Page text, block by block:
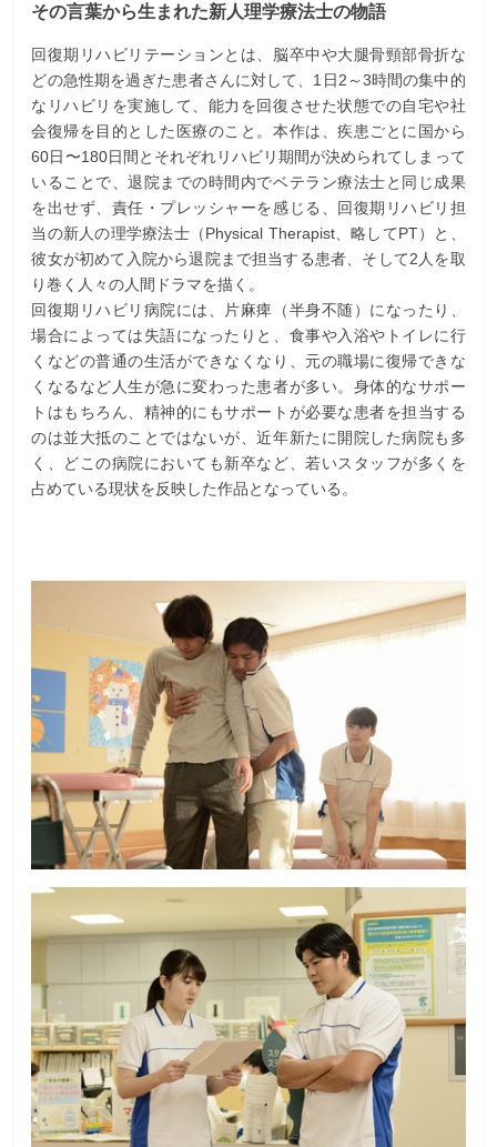
その言葉から生まれた新人理学療法士の物語
回復期リハビリテーションとは、脳卒中や大腿骨頸部骨折な
どの急性期を過ぎた患者さんに対して、1日2～3時間の集中的
なリハビリを実施して、能力を回復させた状態での自宅や社
会復帰を目的とした医療のこと。本作は、疾患ごとに国から
60日〜180日間とそれぞれリハビリ期間が決められてしまって
いることで、退院までの時間内でベテラン療法士と同じ成果
を出せず、責任・プレッシャーを感じる、回復期リハビリ担
当の新人の理学療法士（Physical Therapist、略してPT）と、
彼女が初めて入院から退院まで担当する患者、そして2人を取
り巻く人々の人間ドラマを描く。
回復期リハビリ病院には、片麻痺（半身不随）になったり、
場合によっては失語になったりと、食事や入浴やトイレに行
くなどの普通の生活ができなくなり、元の職場に復帰できな
くなるなど人生が急に変わった患者が多い。身体的なサポー
トはもちろん、精神的にもサポートが必要な患者を担当する
のは並大抵のことではないが、近年新たに開院した病院も多
く、どこの病院においても新卒など、若いスタッフが多くを
占めている現状を反映した作品となっている。